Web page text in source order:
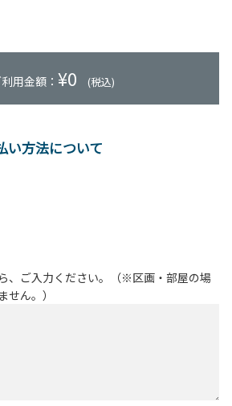
用金額： ¥0 (税込)
い方法について
、ご入力ください。（※区画・部屋の場
ん。）